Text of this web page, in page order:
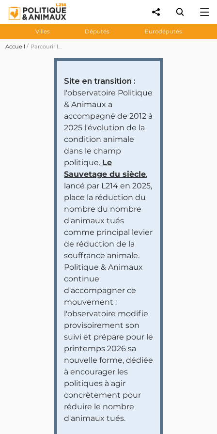
Villes Députés Eurodéputés
Accueil Parcourir les prises de position des personnalités et partis politiques
Site en transition :
l'observatoire Politique
& Animaux a
accompagné de 2012 à
2025 l'évolution de la
condition animale
dans le champ
politique. Le
Sauvetage du siècle,
lancé par L214 en 2025,
place la réduction du
nombre du nombre
d'animaux tués
comme principal levier
de réduction de la
souffrance animale.
Politique & Animaux
continue
d'accompagner ce
mouvement :
l'observatoire modifie
provisoirement son
suivi et prépare pour le
printemps 2026 sa
nouvelle forme, dédiée
à encourager les
politiques à agir
concrètement pour
réduire le nombre
d'animaux tués.